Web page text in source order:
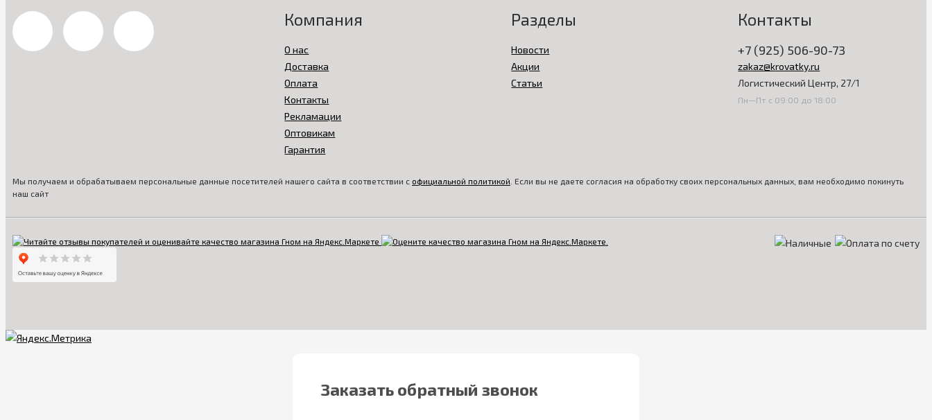
Компания
О нас
Доставка
Оплата
Контакты
Рекламации
Оптовикам
Гарантия
Разделы
Новости
Акции
Статьи
Контакты
+7 (925) 506-90-73
zakaz@krovatky.ru
Логистический Центр, 27/1
Пн—Пт с 09:00 до 18:00
Мы получаем и обрабатываем персональные данные посетителей нашего сайта в соответствии с официальной политикой . Если вы не даете согласия на обработку своих персональных данных, вам необходимо покинуть
наш сайт
Заказать обратный звонок